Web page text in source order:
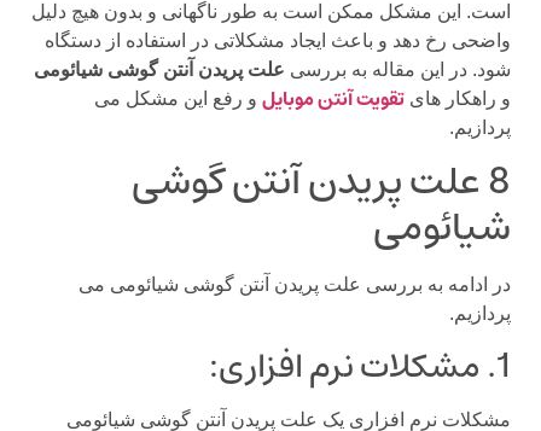
است. این مشکل ممکن است به طور ناگهانی و بدون هیچ دلیل
واضحی رخ دهد و باعث ایجاد مشکلاتی در استفاده از دستگاه
شود. در این مقاله به بررسی علت پریدن آنتن گوشی شیائومی
و راهکار های تقویت آنتن موبایل و رفع این مشکل می
پردازیم.
8 علت پریدن آنتن گوشی
شیائومی
در ادامه به بررسی علت پریدن آنتن گوشی شیائومی می
پردازیم.
1. مشکلات نرم افزاری:
مشکلات نرم افزاری یک علت پریدن آنتن گوشی شیائومی